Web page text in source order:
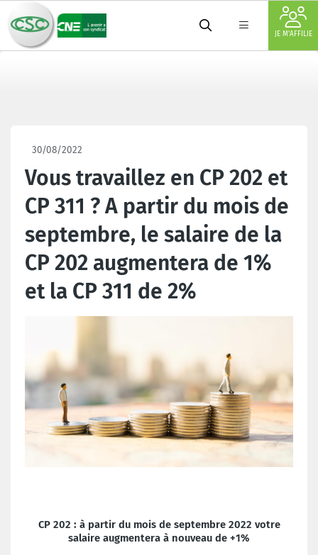
JE M'AFFILIE
30/08/2022
Vous travaillez en CP 202 et
CP 311 ? A partir du mois de
septembre, le salaire de la
CP 202 augmentera de 1%
et la CP 311 de 2%
CP 202 : à partir du mois de septembre 2022 votre
salaire augmentera à nouveau de +1%